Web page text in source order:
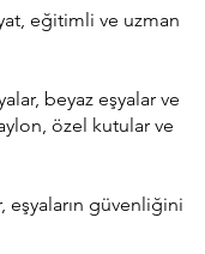
eğitimli ve uzman
beyaz eşyalar ve
özel kutular ve
eşyaların güvenliğini